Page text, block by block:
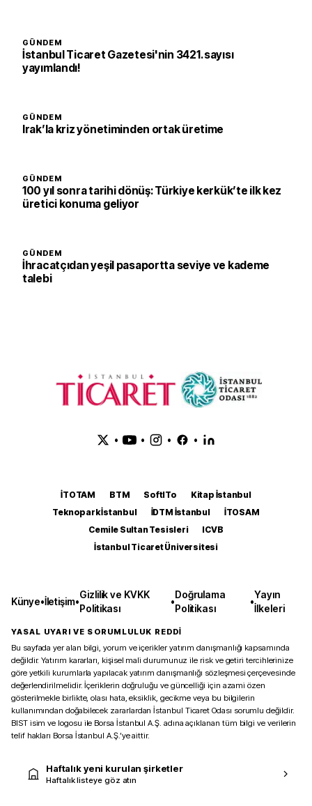
GÜNDEM
İstanbul Ticaret Gazetesi'nin 3421. sayısı
yayımlandı!
GÜNDEM
Irak’la kriz yönetiminden ortak üretime
GÜNDEM
100 yıl sonra tarihi dönüş: Türkiye kerkük’te ilk kez
üretici konuma geliyor
GÜNDEM
İhracatçıdan yeşil pasaportta seviye ve kademe
talebi
• • • •
İTOTAM BTM SoftITo
Kitap İstanbul
Teknopark İstanbul
İDTM İstanbul
İTOSAM
Cemile Sultan Tesisleri
ICVB
İstanbul Ticaret Üniversitesi
Künye•İletişim•
Gizlilik ve KVKK
Politikası
•
Doğrulama
Politikası
•
Yayın
İlkeleri
YASAL UYARI VE SORUMLULUK REDDİ
Bu sayfada yer alan bilgi, yorum ve içerikler yatırım danışmanlığı kapsamında
değildir. Yatırım kararları, kişisel mali durumunuz ile risk ve getiri tercihlerinize
göre yetkili kurumlarla yapılacak yatırım danışmanlığı sözleşmesi çerçevesinde
değerlendirilmelidir. İçeriklerin doğruluğu ve güncelliği için azami özen
gösterilmekle birlikte, olası hata, eksiklik, gecikme veya bu bilgilerin
kullanımından doğabilecek zararlardan İstanbul Ticaret Odası sorumlu değildir.
BIST isim ve logosu ile Borsa İstanbul A.Ş. adına açıklanan tüm bilgi ve verilerin
telif hakları Borsa İstanbul A.Ş.’ye aittir.
Haftalık yeni kurulan şirketler
Haftalık listeye göz atın